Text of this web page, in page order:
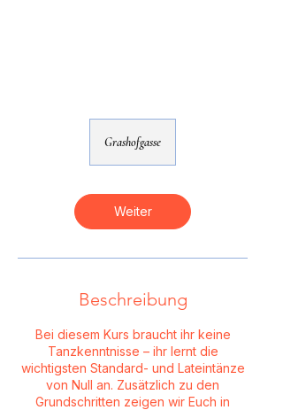
Grashofgasse
Weiter
Beschreibung
Bei diesem Kurs braucht ihr keine
Tanzkenntnisse – ihr lernt die
wichtigsten Standard- und Lateintänze
von Null an. Zusätzlich zu den
Grundschritten zeigen wir Euch in